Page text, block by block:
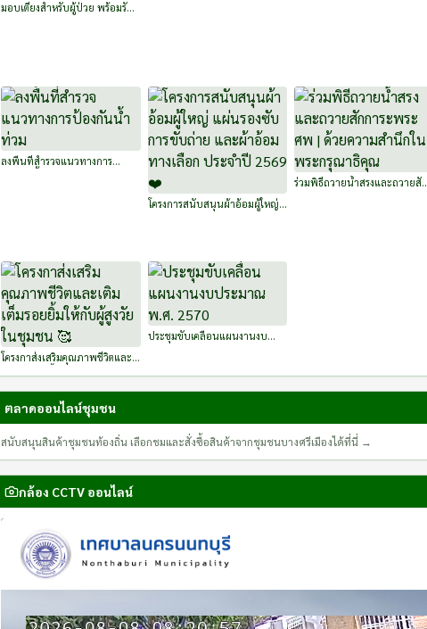
มอบเตียงสำหรับผู้ป่วย พร้อมรับ
ลงพื้นที่สำรวจแนวทางการ
โครงการสนับสนุนผ้าอ้อมผู้ใหญ่
ร่วมพิธีถวายน้ำสรงและถวายสัก
โครงกาส่งเสริมคุณภาพชีวิตและ
ประชุมขับเคลื่อนแผนงานงบ
ตลาดออนไลน์ชุมชน
สนับสนุนสินค้าชุมชนท้องถิ่น เลือกชมและสั่งซื้อสินค้าจากชุมชนบางศรีเมืองได้ที่นี่ →
กล้อง CCTV ออนไลน์